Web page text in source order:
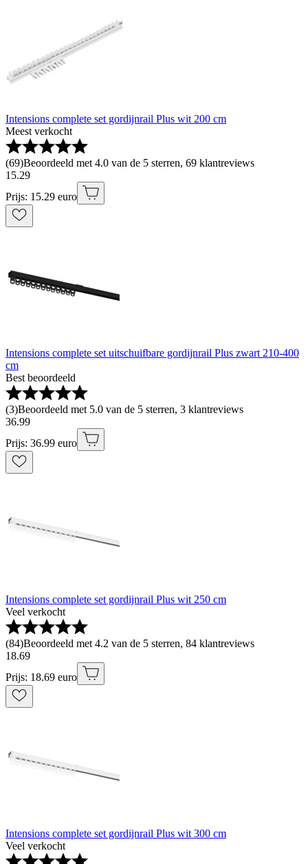
Intensions complete set gordijnrail Plus wit 200 cm
Meest verkocht
(69)Beoordeeld met 4.0 van de 5 sterren, 69 klantreviews
15.29
Prijs: 15.29 euro
Intensions complete set uitschuifbare gordijnrail Plus zwart 210-400
cm
Best beoordeeld
(3)Beoordeeld met 5.0 van de 5 sterren, 3 klantreviews
36.99
Prijs: 36.99 euro
Intensions complete set gordijnrail Plus wit 250 cm
Veel verkocht
(84)Beoordeeld met 4.2 van de 5 sterren, 84 klantreviews
18.69
Prijs: 18.69 euro
Intensions complete set gordijnrail Plus wit 300 cm
Veel verkocht